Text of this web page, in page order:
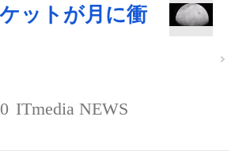
ットが月に衝
ITmedia NEWS